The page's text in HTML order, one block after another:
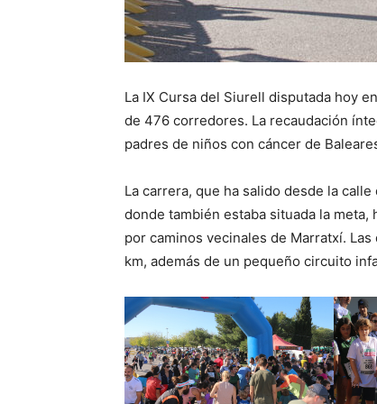
La IX Cursa del Siurell disputada hoy
de 476 corredores. La recaudación
padres de niños con cáncer de
La carrera, que ha salido desde la
donde también estaba situada la
por caminos vecinales de Marratxí.
km, además de un pequeño circuito